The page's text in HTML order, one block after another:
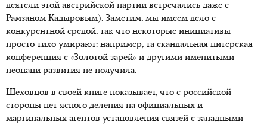
деятели этой австрийской партии встречались даже с
Рамзаном Кадыровым). Заметим, мы имеем дело с
конкурентной средой, так что некоторые инициативы
просто тихо умирают: например, та скандальная питерская
конференция с «Золотой зарей» и другими именитыми
неонаци развития не получила.
Шеховцов в своей книге показывает, что с российской
стороны нет ясного деления на официальных и
маргинальных агентов установления связей с западными